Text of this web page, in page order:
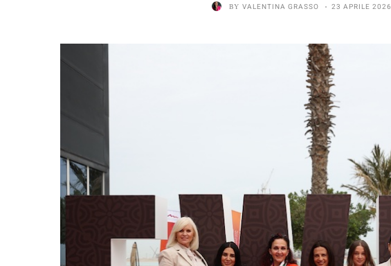
BY VALENTINA GRASSO 23 APRILE 2026